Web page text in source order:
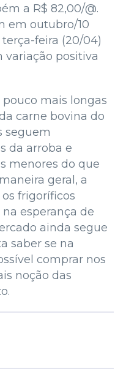
a R$ 82,00/@.
em outubro/10
feira (20/04)
variação positiva
mais longas
carne bovina do
seguem
da arroba e
menores do que
geral, a
frigoríficos
esperança de
ainda segue
saber se na
comprar nos
noção das